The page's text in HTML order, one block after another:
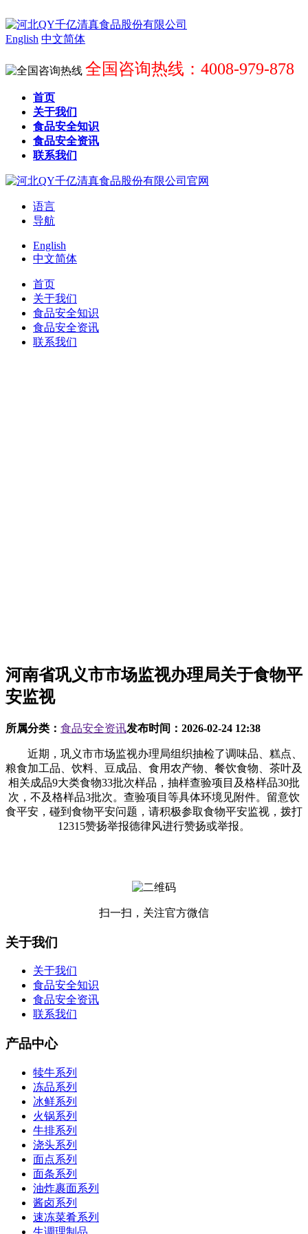
English 中文简体
全国咨询热线：4008-979-878
首页
关于我们
食品安全知识
食品安全资讯
联系我们
语言
导航
English
中文简体
首页
关于我们
食品安全知识
食品安全资讯
联系我们
河南省巩义市市场监视办理局关于食物平
安监视
所属分类： 食品安全资讯发布时间： 2026-02-24 12:38
近期，巩义市市场监视办理局组织抽检了调味品、糕点、
粮食加工品、饮料、豆成品、食用农产物、餐饮食物、茶叶及
相关成品9大类食物33批次样品，抽样查验项目及格样品30批
次，不及格样品3批次。查验项目等具体环境见附件。留意饮
食平安，碰到食物平安问题，请积极参取食物平安监视，拨打
12315赞扬举报德律风进行赞扬或举报。
扫一扫，关注官方微信
关于我们
关于我们
食品安全知识
食品安全资讯
联系我们
产品中心
犊牛系列
冻品系列
冰鲜系列
火锅系列
牛排系列
浇头系列
面点系列
面条系列
油炸裹面系列
酱卤系列
速冻菜肴系列
生调理制品